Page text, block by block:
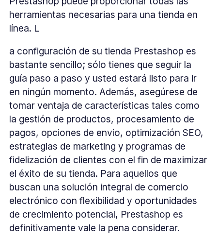
herramientas necesarias para una tienda en
línea. L
a configuración de su tienda Prestashop es
bastante sencillo; sólo tienes que seguir la
guía paso a paso y usted estará listo para ir
en ningún momento. Además, asegúrese de
tomar ventaja de características tales como
la gestión de productos, procesamiento de
pagos, opciones de envío, optimización SEO,
estrategias de marketing y programas de
fidelización de clientes con el fin de maximizar
el éxito de su tienda. Para aquellos que
buscan una solución integral de comercio
electrónico con flexibilidad y oportunidades
de crecimiento potencial, Prestashop es
definitivamente vale la pena considerar.